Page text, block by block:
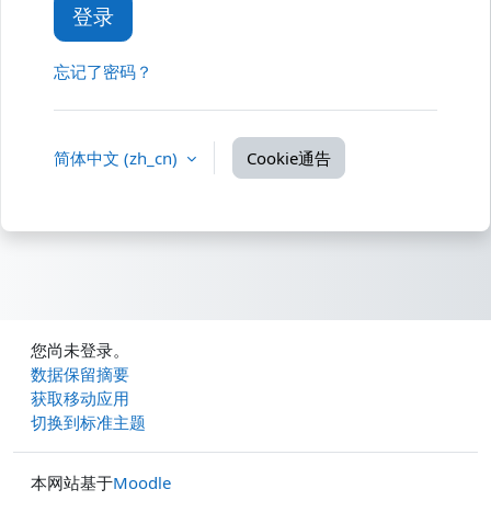
登录
忘记了密码？
简体中文 ‎(zh_cn)‎ Cookie通告
您尚未登录。
‎数据保留摘要‎
获取移动应用
切换到标准主题
本网站基于Moodle